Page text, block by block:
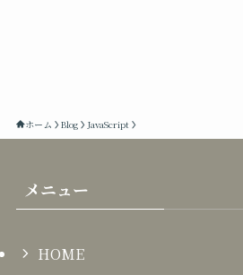
ホーム Blog JavaScript
メニュー
HOME